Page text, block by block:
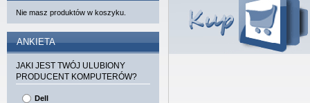
Nie masz produktów w koszyku.
ANKIETA
JAKI JEST TWÓJ ULUBIONY
PRODUCENT KOMPUTERÓW?
Dell